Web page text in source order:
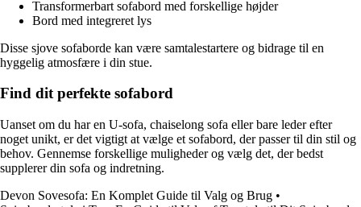
Transformerbart sofabord med forskellige højder
Bord med integreret lys
Disse sjove sofaborde kan være samtalestartere og bidrage til en
hyggelig atmosfære i din stue.
Find dit perfekte sofabord
Uanset om du har en U-sofa, chaiselong sofa eller bare leder efter
noget unikt, er det vigtigt at vælge et sofabord, der passer til din stil og
behov. Gennemse forskellige muligheder og vælg det, der bedst
supplerer din sofa og indretning.
Devon Sovesofa: En Komplet Guide til Valg og Brug •